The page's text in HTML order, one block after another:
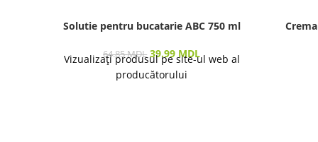
Solutie pentru bucatarie ABC 750 ml
64.85MDL 39.99 MDL
Vizualizați produsul pe site-ul web al
producătorului